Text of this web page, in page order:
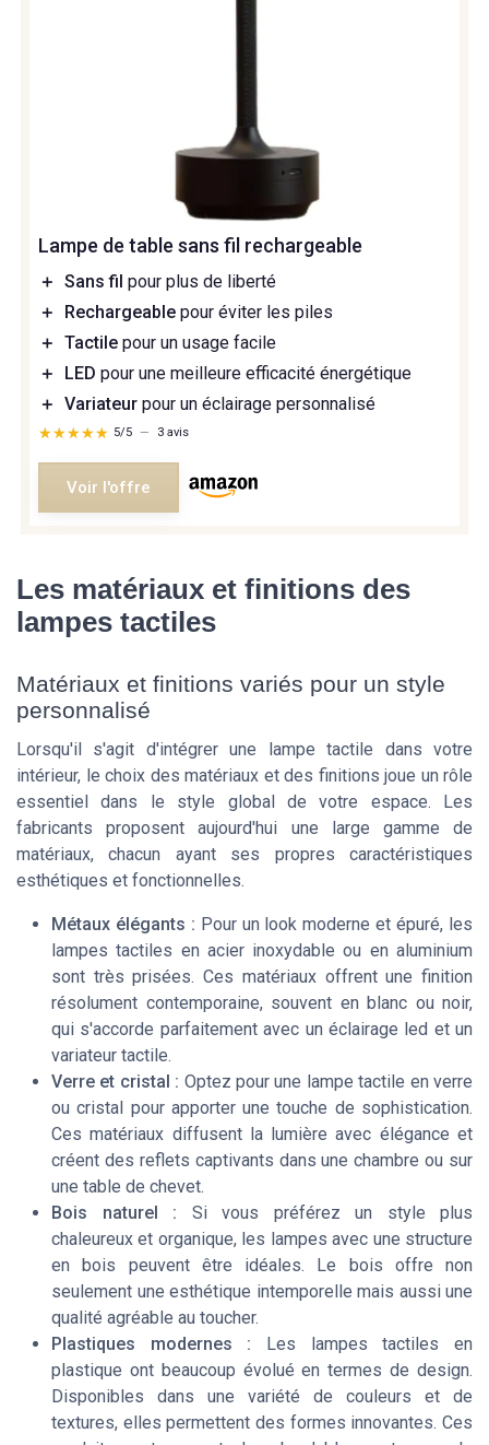
Lampe de table sans fil rechargeable
＋ Sans fil pour plus de liberté
＋
Rechargeable pour éviter les piles
＋ Tactile pour un usage facile
＋
LED pour une meilleure efficacité énergétique
＋ Variateur pour un éclairage personnalisé
★★★★★
★★★★★ 5/5 — 3 avis
Voir l'offre
Les matériaux et finitions des
lampes tactiles
Matériaux et finitions variés pour un style
personnalisé
Lorsqu'il s'agit d'intégrer une lampe tactile dans votre
intérieur, le choix des matériaux et des finitions joue un rôle
essentiel dans le style global de votre espace. Les
fabricants proposent aujourd'hui une large gamme de
matériaux, chacun ayant ses propres caractéristiques
esthétiques et fonctionnelles.
Métaux élégants : Pour un look moderne et épuré, les
lampes tactiles en acier inoxydable ou en aluminium
sont très prisées. Ces matériaux offrent une finition
résolument contemporaine, souvent en blanc ou noir,
qui s'accorde parfaitement avec un éclairage led et un
variateur tactile.
Verre et cristal : Optez pour une lampe tactile en verre
ou cristal pour apporter une touche de sophistication.
Ces matériaux diffusent la lumière avec élégance et
créent des reflets captivants dans une chambre ou sur
une table de chevet.
Bois naturel : Si vous préférez un style plus
chaleureux et organique, les lampes avec une structure
en bois peuvent être idéales. Le bois offre non
seulement une esthétique intemporelle mais aussi une
qualité agréable au toucher.
Plastiques modernes : Les lampes tactiles en
plastique ont beaucoup évolué en termes de design.
Disponibles dans une variété de couleurs et de
textures, elles permettent des formes innovantes. Ces